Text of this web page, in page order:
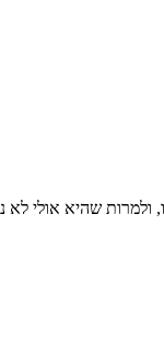
שהיא אולי לא